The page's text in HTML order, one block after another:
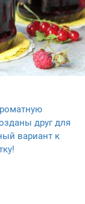
друг для
вариант к